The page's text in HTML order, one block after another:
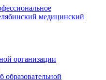
медицинский
организации